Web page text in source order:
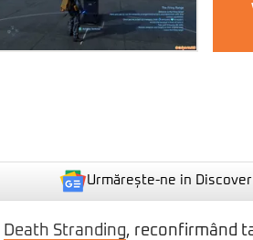
Urmărește-ne in Discover
Death Stranding, reconfirmând